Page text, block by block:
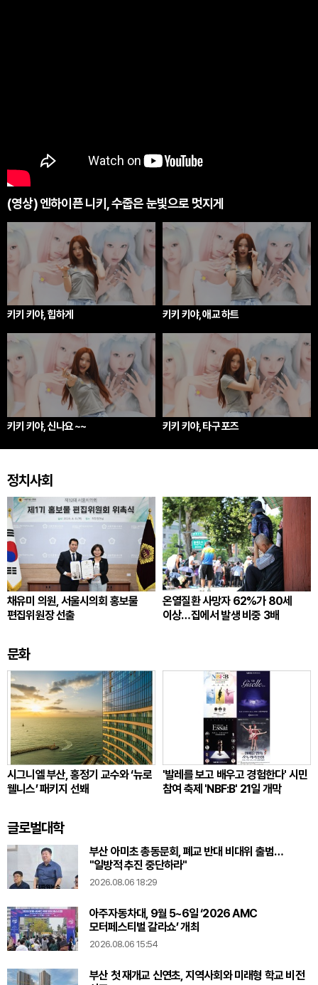
(영상) 엔하이픈 니키, 수줍은 눈빛으로 멋지게
키키 키야, 힙하게 키키 키야, 애교 하트
키키 키야, 신나요 ~~ 키키 키야, 타구 포즈
정치사회
채유미 의원, 서울시의회 홍보물
편집위원장 선출
온열질환 사망자 62%가 80세
이상…집에서 발생 비중 3배
문화
시그니엘 부산, 홍정기 교수와 ‘뉴로
웰니스’ 패키지 선봬
'발레를 보고 배우고 경험한다' 시민
참여 축제 'NBF:B' 21일 개막
글로벌대학
부산 아미초 총동문회, 폐교 반대 비대위 출범…
"일방적 추진 중단하라"
2026.08.06 18:29
아주자동차대, 9월 5~6일 ‘2026 AMC
모터페스티벌 갈라쇼’ 개최
2026.08.06 15:54
부산 첫 재개교 신연초, 지역사회와 미래형 학교 비전